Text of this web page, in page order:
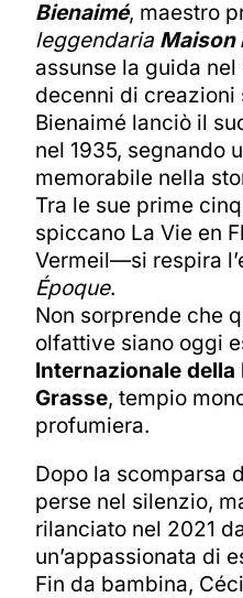
Bienaimé, maestro
leggendaria Maison
assunse la guida nel
decenni di creazioni
Bienaimé lanciò il
nel 1935, segnando
memorabile nella
Tra le sue prime
spiccano La Vie en
Vermeil—si respira
Époque.
Non sorprende che
olfattive siano oggi
Internazionale della
Grasse, tempio
profumiera.
Dopo la scomparsa
perse nel silenzio,
rilanciato nel 2021
un’appassionata di
Fin da bambina,